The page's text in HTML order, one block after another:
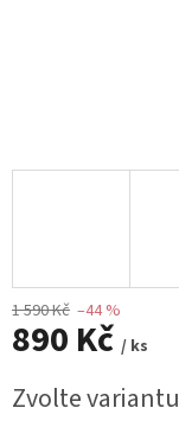
1 590 Kč –44 %
890 Kč / ks
cena:
Zvolte variantu